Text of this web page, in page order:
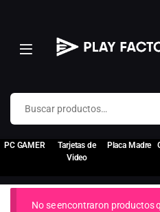
Buscar por:
PC GAMER
Tarjetas de
Video
Placa Madre
No se encontraron productos